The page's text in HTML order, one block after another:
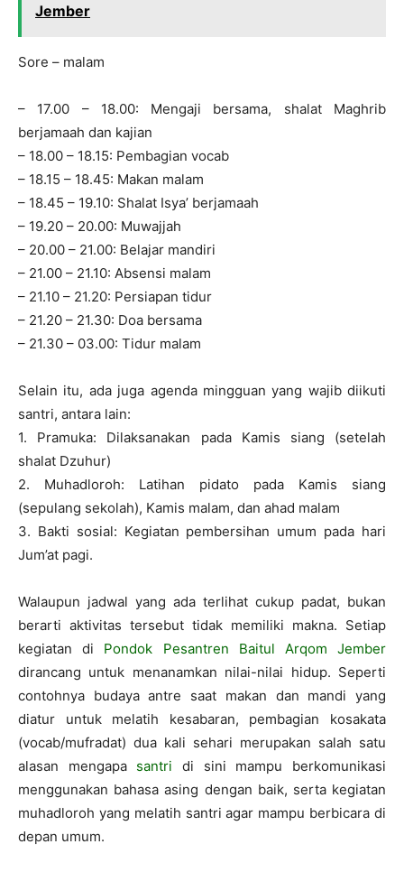
Jember
Sore – malam
– 17.00 – 18.00: Mengaji bersama, shalat Maghrib
berjamaah dan kajian
– 18.00 – 18.15: Pembagian vocab
– 18.15 – 18.45: Makan malam
– 18.45 – 19.10: Shalat Isya’ berjamaah
– 19.20 – 20.00: Muwajjah
– 20.00 – 21.00: Belajar mandiri
– 21.00 – 21.10: Absensi malam
– 21.10 – 21.20: Persiapan tidur
– 21.20 – 21.30: Doa bersama
– 21.30 – 03.00: Tidur malam
Selain itu, ada juga agenda mingguan yang wajib diikuti
santri, antara lain:
1. Pramuka: Dilaksanakan pada Kamis siang (setelah
shalat Dzuhur)
2. Muhadloroh: Latihan pidato pada Kamis siang
(sepulang sekolah), Kamis malam, dan ahad malam
3. Bakti sosial: Kegiatan pembersihan umum pada hari
Jum’at pagi.
Walaupun jadwal yang ada terlihat cukup padat, bukan
berarti aktivitas tersebut tidak memiliki makna. Setiap
kegiatan di Pondok Pesantren Baitul Arqom Jember
dirancang untuk menanamkan nilai-nilai hidup. Seperti
contohnya budaya antre saat makan dan mandi yang
diatur untuk melatih kesabaran, pembagian kosakata
(vocab/mufradat) dua kali sehari merupakan salah satu
alasan mengapa santri di sini mampu berkomunikasi
menggunakan bahasa asing dengan baik, serta kegiatan
muhadloroh yang melatih santri agar mampu berbicara di
depan umum.